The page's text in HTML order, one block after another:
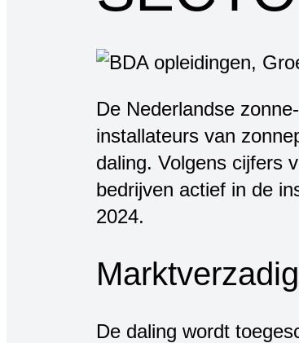
De Nederlandse
installateurs van
daling. Volgens cijfers
bedrijven actief in de
2024.
De daling wordt